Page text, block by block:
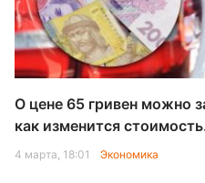
О цене 65 гривен можно
как изменится
4 марта, 18:01 Экономика